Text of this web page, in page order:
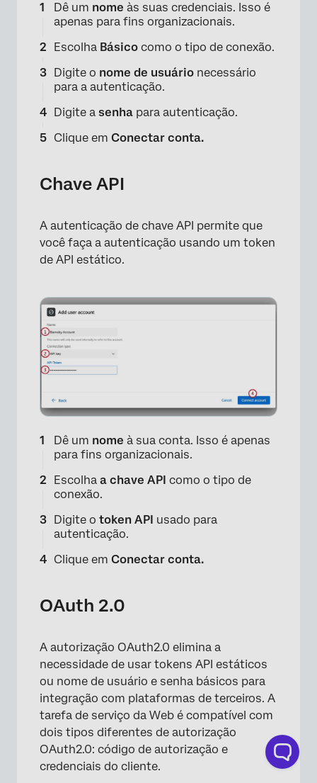
Dê um nome às suas credenciais. Isso é
apenas para fins organizacionais.
Escolha Básico como o tipo de conexão.
Digite o nome de usuário necessário
para a autenticação.
Digite a senha para autenticação.
Clique em Conectar conta.
Chave API
A autenticação de chave API permite que
você faça a autenticação usando um token
de API estático.
Dê um nome à sua conta. Isso é apenas
para fins organizacionais.
Escolha a chave API como o tipo de
conexão.
Digite o token API usado para
autenticação.
Clique em Conectar conta.
OAuth 2.0
A autorização OAuth2.0 elimina a
necessidade de usar tokens API estáticos
ou nome de usuário e senha básicos para
integração com plataformas de terceiros. A
tarefa de serviço da Web é compatível com
dois tipos diferentes de autorização
OAuth2.0: código de autorização e
credenciais do cliente.